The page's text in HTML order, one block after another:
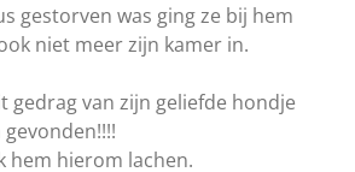
gestorven was ging ze bij hem
niet meer zijn kamer in.
gedrag van zijn geliefde hondje
hem hierom lachen.